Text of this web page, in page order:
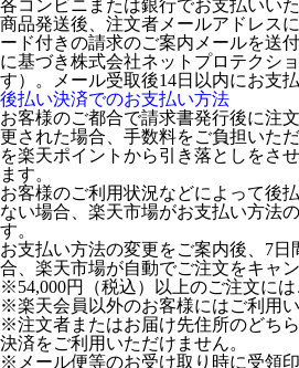
各コンビニまたは銀行でお支払いいた
商品発送後、注文者メールアドレス
ード付きの請求のご案内メールを送
に基づき株式会社ネットプロテクシ
す）。メール受取後14日以内にお支払
後払い決済でのお支払い方法
お客様のご都合で請求書発行後に注
更された場合、手数料をご負担いた
を楽天ポイントから引き落としをさ
ます。
お客様のご利用状況などによって後
ない場合、楽天市場がお支払い方法
す。
お支払い方法の変更をご案内後、7
合、楽天市場が自動でご注文をキャ
※54,000円（税込）以上のご注文には
※楽天会員以外のお客様にはご利用い
※注文者またはお届け先住所のどち
決済をご利用いただけません。
※メール便等のお受け取り時に受領